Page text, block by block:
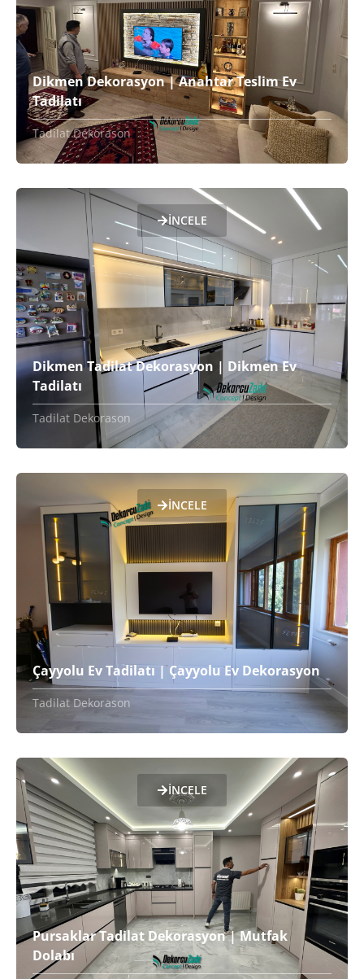
Dikmen Dekorasyon | Anahtar Teslim Ev
Tadilatı
Tadilat Dekorason
İNCELE
Dikmen Tadilat Dekorasyon | Dikmen Ev
Tadilatı
Tadilat Dekorason
İNCELE
Çayyolu Ev Tadilatı | Çayyolu Ev Dekorasyon
Tadilat Dekorason
İNCELE
Pursaklar Tadilat Dekorasyon | Mutfak
Dolabı